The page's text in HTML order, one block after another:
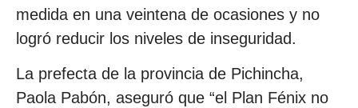
medida en una veintena de ocasiones y no
logró reducir los niveles de inseguridad.
La prefecta de la provincia de Pichincha,
Paola Pabón, aseguró que “el Plan Fénix no